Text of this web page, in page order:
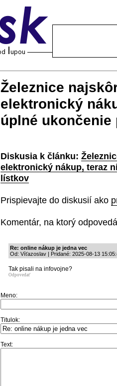
Železnice
elektronický
úplné
Diskusia k článku:
elektronický nákup, teraz
lístkov
Prispievajte do diskusií ako
Komentár, na ktorý
Re: online nákup je jedna vec
Od: Víťazoslav | Pridané: 2025-08-13
Tak pisali na infovojne?
Odpovedať
Meno:
Titulok:
Text: